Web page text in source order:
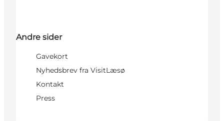
Andre sider
Gavekort
Nyhedsbrev fra VisitLæsø
Kontakt
Press